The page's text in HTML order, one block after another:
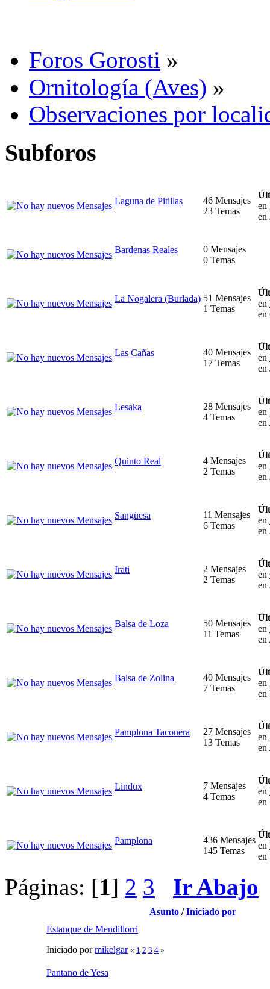
Foros Gorosti »
Ornitología (Aves) »
Observaciones por
Subforos
Laguna de Pitillas
46 Mensajes
23 Temas
en
en
Bardenas Reales
0 Mensajes
0 Temas
La Nogalera (Burlada) 51 Mensajes
1 Temas
en
en
Las Cañas
40 Mensajes
17 Temas
en
en
Lesaka
28 Mensajes
4 Temas
en
en
Quinto Real
4 Mensajes
2 Temas
en
en
Sangüesa
11 Mensajes
6 Temas
en
en
Irati
2 Mensajes
2 Temas
en
en
Balsa de Loza
50 Mensajes
11 Temas
en
en
Balsa de Zolina
40 Mensajes
7 Temas
en
en
Pamplona Taconera
27 Mensajes
13 Temas
en
en
Lindux
7 Mensajes
4 Temas
en
en
Pamplona
436 Mensajes
145 Temas
en
en
Páginas: [1] 2 3 Ir Abajo
Asunto /Iniciado por
Estanque de Mendillorri
Iniciado pormikelgar « 1 2 3 4 »
Pantano de Yesa